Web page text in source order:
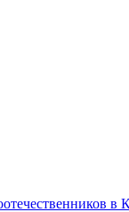
в